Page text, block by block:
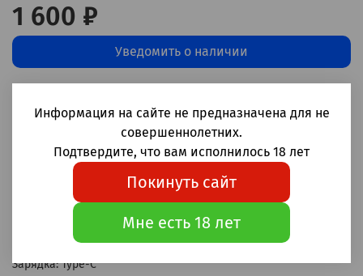
1 600 ₽
Уведомить о наличии
Одноразовые электронные сигареты Gang Force Виноградный
баблгам 10000 затяжек
Аккумулятор: 650мАч
Крепость: 20мг (2%)
Зарядка: Type-C
Информация на сайте не предназначена для не
совершеннолетних.
Подтвердите, что вам исполнилось 18 лет
Покинуть сайт
Мне есть 18 лет